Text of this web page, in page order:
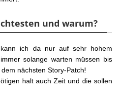
und warum?
ich da nur auf sehr hohem
solange warten müssen bis
nächsten Story-Patch!
halt auch Zeit und die sollen